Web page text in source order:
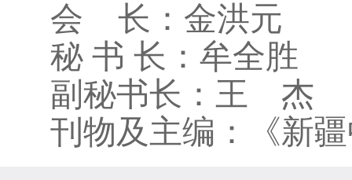
会 长：金洪元
秘 书 长：牟全胜
副秘书长：王
刊物及主编：《新